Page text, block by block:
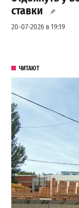
ставки
20-07-2026 в 19:19
ЧИТАЮТ